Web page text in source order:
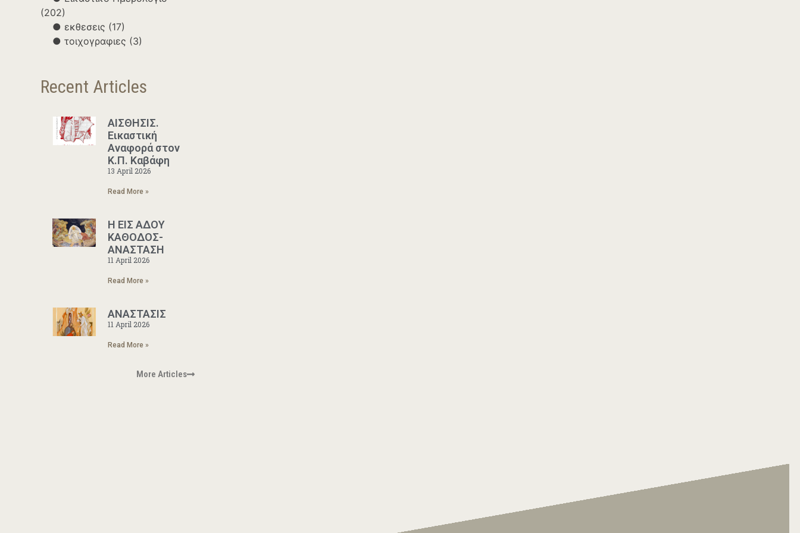
(202)
εκθεσεις (17)
τοιχογραφιες (3)
Recent Articles
ΑΙΣΘΗΣΙΣ.
Εικαστική
Αναφορά στον
Κ.Π. Καβάφη
13 April 2026
Read More »
Η ΕΙΣ ΑΔΟΥ
ΚΑΘΟΔΟΣ-
ΑΝΑΣΤΑΣΗ
11 April 2026
Read More »
ΑΝΑΣΤΑΣΙΣ
11 April 2026
Read More »
More Articles